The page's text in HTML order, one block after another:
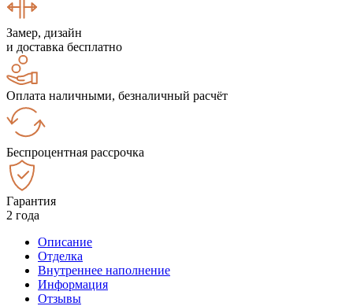
Замер, дизайн
и доставка бесплатно
Оплата наличными, безналичный расчёт
Беспроцентная рассрочка
Гарантия
2 года
Описание
Отделка
Внутреннее наполнение
Информация
Отзывы